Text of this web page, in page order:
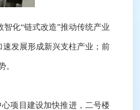
化“链式改造”推动传统产业
发展形成新兴支柱产业；前
。
项目建设加快推进，二号楼